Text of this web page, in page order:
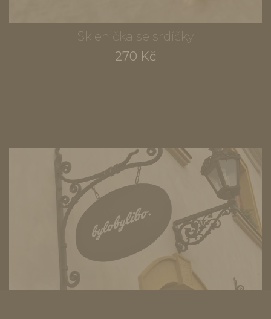
Sklenička se srdíčky
270 Kč